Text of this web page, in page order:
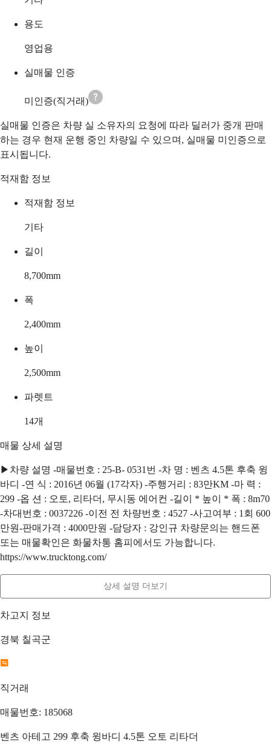
용도
영업용
실매물 인증
미인증(직거래)
실매물 인증은 차량 실 소유자의 요청에 따라 딜러가 중개 판매
하는 경우 현재 운행 중인 차량일 수 있으며, 실매물 미인증으로
표시됩니다.
적재함 정보
적재함 정보
기타
길이
8,700mm
폭
2,400mm
높이
2,500mm
파렛트
14개
매물 상세 설명
▶차량 설명 -매물번호 : 25-B- 0531번 -차 명 : 벤츠 4.5톤 후축 윙
바디 -연 식 : 2016년 06월 (17각자) -주행거리 : 83만KM -마 력 :
299 -옵 션 : 오토, 리타더, 무시동 에어컨 -길이 * 높이 * 폭 : 8m70
-차대번호 : 0037226 -이전 전 차량번호 : 4527 -사고여부 : 1회 600
만원 ​ -판매가격 : 4000만원 -담당자 : 강인규 차량문의는 핸드폰
또는 매물확인은 화물차통 홈피에서도 가능합니다.
https://www.trucktong.com/
상세 설명 더보기
차고지 정보
경북 칠곡군
직거래
매물번호: 185068
벤츠 아테고 299 후축 윙바디 4.5톤 오토 리타더